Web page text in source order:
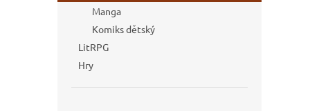
Manga
Komiks dětský
LitRPG
Hry